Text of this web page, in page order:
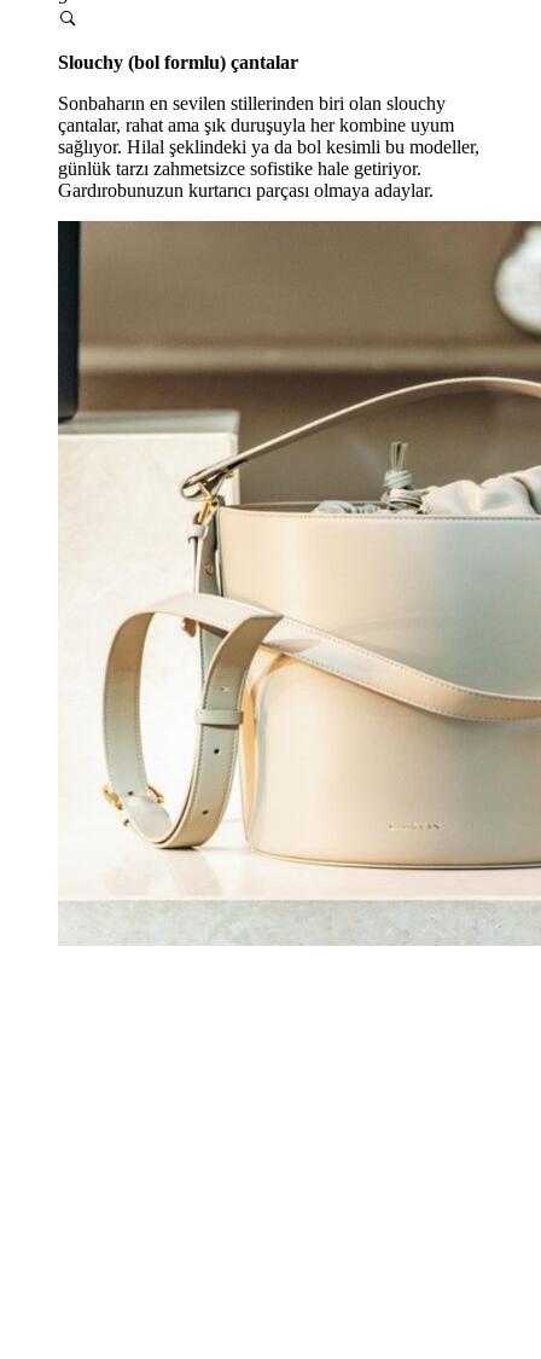
Slouchy (bol formlu) çantalar
Sonbaharın en sevilen stillerinden biri olan slouchy
çantalar, rahat ama şık duruşuyla her kombine uyum
sağlıyor. Hilal şeklindeki ya da bol kesimli bu modeller,
günlük tarzı zahmetsizce sofistike hale getiriyor.
Gardırobunuzun kurtarıcı parçası olmaya adaylar.